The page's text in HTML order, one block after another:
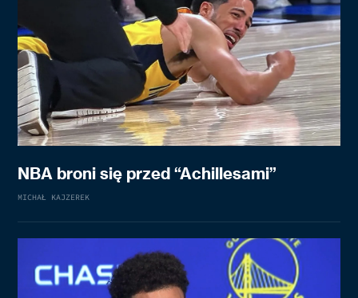
NBA broni się przed “Achillesami”
MICHAŁ KAJZEREK